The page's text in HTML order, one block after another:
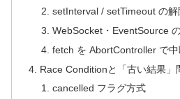
setInterval / setTimeout の解
WebSocket・EventSource
fetch を AbortController で中
Race Conditionと「古い結果」
cancelled フラグ方式